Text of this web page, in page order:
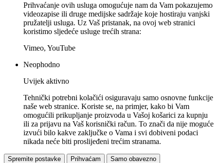
Prihvaćanje ovih usluga omogućuje nam da Vam pokazujemo
videozapise ili druge medijske sadržaje koje hostiraju vanjski
pružatelji usluga. Uz Vaš pristanak, na ovoj web stranici
koristimo sljedeće usluge trećih strana:
Vimeo, YouTube
Neophodno
Uvijek aktivno
Tehnički potrebni kolačići osiguravaju samo osnovne funkcije
naše web stranice. Koriste se, na primjer, kako bi Vam
omogućili prikupljanje proizvoda u Vašoj košarici za kupnju
ili za prijavu na Vaš korisnički račun. To znači da nije moguće
izvući bilo kakve zaključke o Vama i svi dobiveni podaci
nikada neće biti proslijeđeni trećim stranama.
Spremite postavke Prihvaćam Samo obavezno